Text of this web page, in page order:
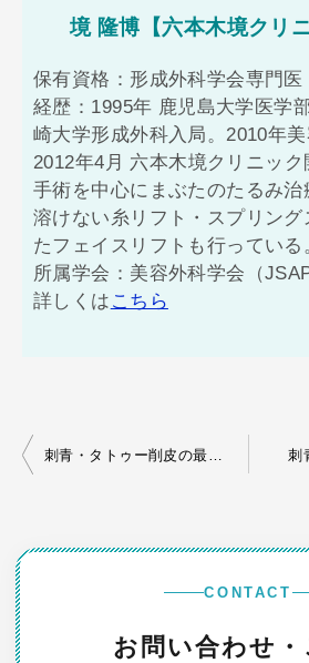
境 隆博【六本木境クリ
保有資格：形成外科学会専門医
経歴：1995年 鹿児島大学医学
崎大学形成外科入局。2010年美
2012年4月 六本木境クリニッ
手術を中心にまぶたのたるみ治
溶けない糸リフト・スプリング
たフェイスリフトも行っている
所属学会：美容外科学会（
詳しくは こちら
投
ビ
刺
CONTACT
お問い合わせ・